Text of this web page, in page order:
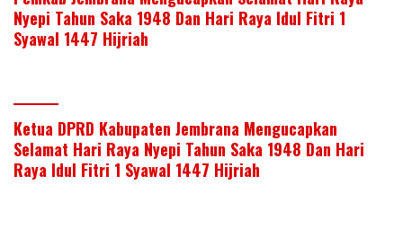
Nyepi Tahun Saka 1948 Dan Hari Raya Idul Fitri 1
Syawal 1447 Hijriah
Ketua DPRD Kabupaten Jembrana Mengucapkan
Selamat Hari Raya Nyepi Tahun Saka 1948 Dan Hari
Raya Idul Fitri 1 Syawal 1447 Hijriah